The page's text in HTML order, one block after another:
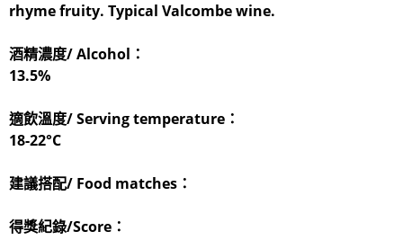
rhyme fruity. Typical Valcombe wine.
酒精濃度/ Alcohol：
13.5%
適飲溫度/ Serving temperature：
18-22°C
建議搭配/ Food matches：
得獎紀錄/Score：